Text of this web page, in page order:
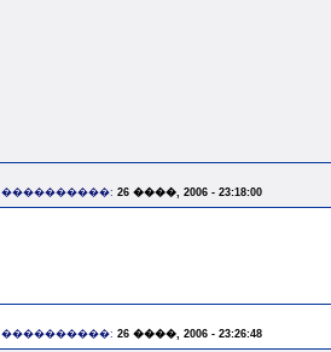
����������: 26 ����, 2006 - 23:18:00
����������: 26 ����, 2006 - 23:26:48